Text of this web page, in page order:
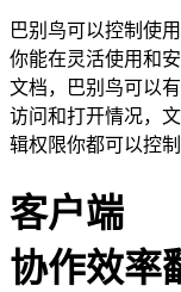
巴别鸟可以控制使
你能在灵活使用和
文档，巴别鸟可以
访问和打开情况，
辑权限你都可以控制
客户端
协作效率